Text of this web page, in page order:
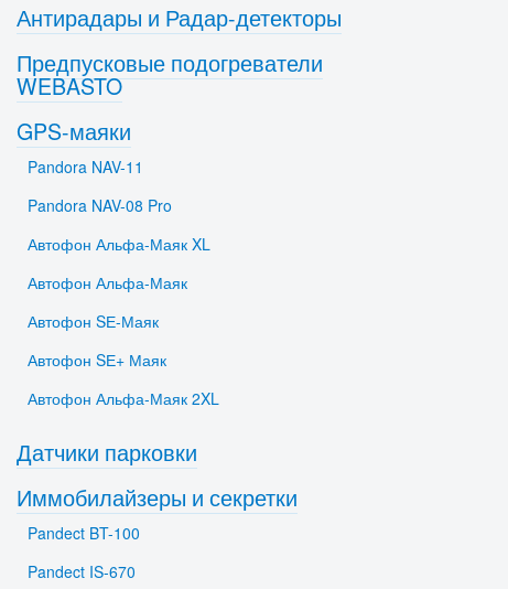
Антирадары и Радар-детекторы
Предпусковые подогреватели
WEBASTO
GPS-маяки
Pandora NAV-11
Pandora NAV-08 Pro
Автофон Альфа-Маяк XL
Автофон Альфа-Маяк
Автофон SЕ-Маяк
Автофон SЕ+ Маяк
Автофон Альфа-Маяк 2XL
Датчики парковки
Иммобилайзеры и секретки
Pandect BT-100
Pandect IS-670